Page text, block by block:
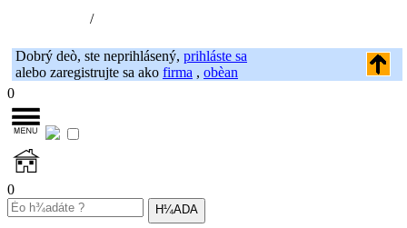
/
Dobrý deò, ste neprihlásený, prihláste sa
alebo zaregistrujte sa ako firma , obèan
0
0